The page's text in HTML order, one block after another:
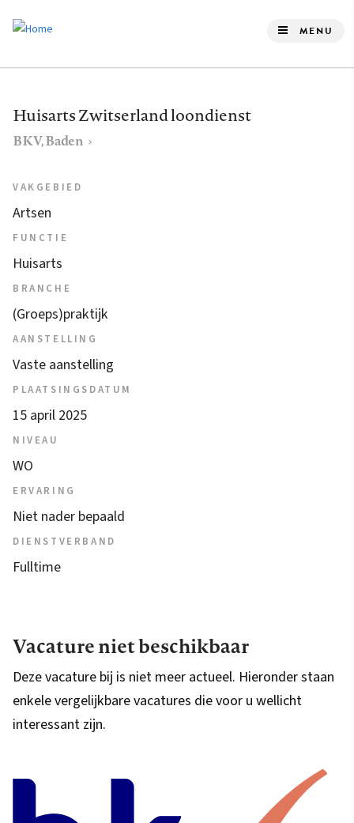
de
gaan
MENU
Huisarts Zwitserland loondienst
BKV, Baden
VAKGEBIED
Artsen
FUNCTIE
Huisarts
BRANCHE
(Groeps)praktijk
AANSTELLING
Vaste aanstelling
PLAATSINGSDATUM
15 april 2025
NIVEAU
WO
ERVARING
Niet nader bepaald
DIENSTVERBAND
Fulltime
Vacature niet beschikbaar
Deze vacature bij is niet meer actueel. Hieronder staan
enkele vergelijkbare vacatures die voor u wellicht
interessant zijn.